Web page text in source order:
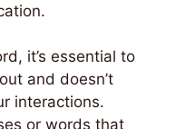
it’s essential to
and doesn’t
interactions.
or words that